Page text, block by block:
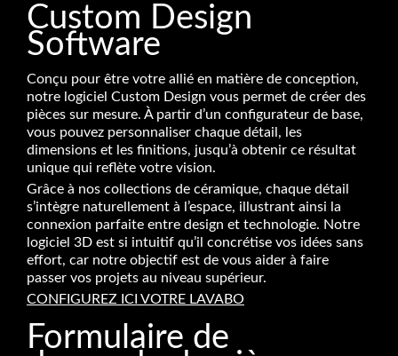
Custom Design
Software
Conçu pour être votre allié en matière de conception,
notre logiciel Custom Design vous permet de créer des
pièces sur mesure. À partir d’un configurateur de base,
vous pouvez personnaliser chaque détail, les
dimensions et les finitions, jusqu’à obtenir ce résultat
unique qui reflète votre vision.
Grâce à nos collections de céramique, chaque détail
s’intègre naturellement à l’espace, illustrant ainsi la
connexion parfaite entre design et technologie. Notre
logiciel 3D est si intuitif qu’il concrétise vos idées sans
effort, car notre objectif est de vous aider à faire
passer vos projets au niveau supérieur.
CONFIGUREZ ICI VOTRE LAVABO
Formulaire de